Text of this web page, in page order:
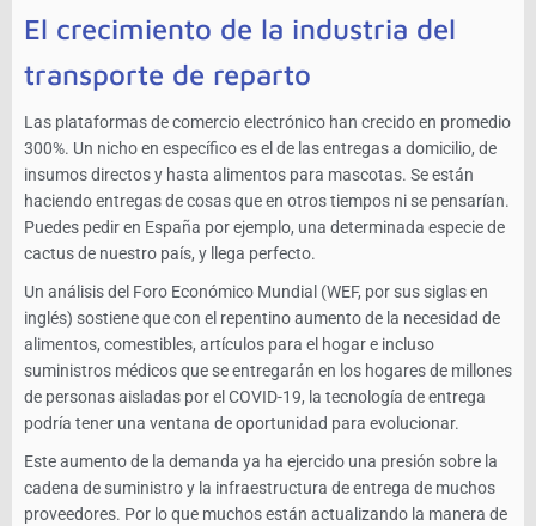
El crecimiento de la industria del
transporte de reparto
Las plataformas de comercio electrónico han crecido en promedio
300%. Un nicho en específico es el de las entregas a domicilio, de
insumos directos y hasta alimentos para mascotas. Se están
haciendo entregas de cosas que en otros tiempos ni se pensarían.
Puedes pedir en España por ejemplo, una determinada especie de
cactus de nuestro país, y llega perfecto.
Un análisis del Foro Económico Mundial (WEF, por sus siglas en
inglés) sostiene que con el repentino aumento de la necesidad de
alimentos, comestibles, artículos para el hogar e incluso
suministros médicos que se entregarán en los hogares de millones
de personas aisladas por el COVID-19, la tecnología de entrega
podría tener una ventana de oportunidad para evolucionar.
Este aumento de la demanda ya ha ejercido una presión sobre la
cadena de suministro y la infraestructura de entrega de muchos
proveedores. Por lo que muchos están actualizando la manera de